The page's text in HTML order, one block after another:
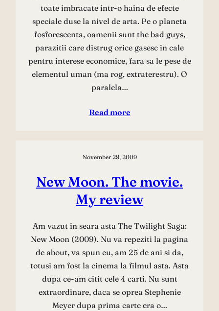
toate imbracate intr-o haina de efecte
speciale duse la nivel de arta. Pe o planeta
fosforescenta, oamenii sunt the bad guys,
parazitii care distrug orice gasesc in cale
pentru interese economice, fara sa le pese de
elementul uman (ma rog, extraterestru). O
paralela…
Read more
November 28, 2009
New Moon. The movie.
My review
Am vazut in seara asta The Twilight Saga:
New Moon (2009). Nu va repeziti la pagina
de about, va spun eu, am 25 de ani si da,
totusi am fost la cinema la filmul asta. Asta
dupa ce-am citit cele 4 carti. Nu sunt
extraordinare, daca se oprea Stephenie
Meyer dupa prima carte era o…